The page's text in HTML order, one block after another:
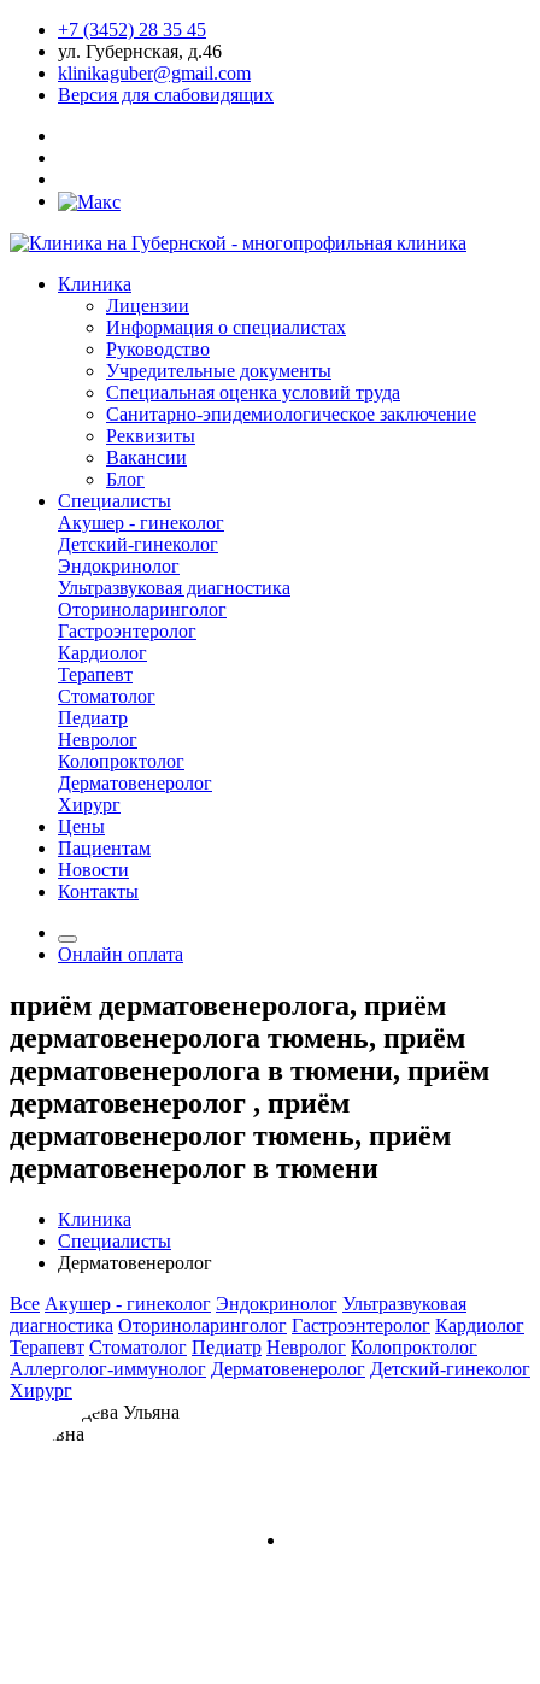
+7 (3452) 28 35 45
ул. Губернская, д.46
klinikaguber@gmail.com
Версия для слабовидящих
Клиника
Лицензии
Информация о специалистах
Руководство
Учредительные документы
Специальная оценка условий труда
Санитарно-эпидемиологическое заключение
Реквизиты
Вакансии
Блог
Специалисты
Акушер - гинеколог
Детский-гинеколог
Эндокринолог
Ультразвуковая диагностика
Оториноларинголог
Гастроэнтеролог
Кардиолог
Терапевт
Стоматолог
Педиатр
Невролог
Колопроктолог
Дерматовенеролог
Хирург
Цены
Пациентам
Новости
Контакты
Онлайн оплата
приём дерматовенеролога, приём
дерматовенеролога тюмень, приём
дерматовенеролога в тюмени, приём
дерматовенеролог , приём
дерматовенеролог тюмень, приём
дерматовенеролог в тюмени
Клиника
Специалисты
Дерматовенеролог
Все Акушер - гинеколог Эндокринолог Ультразвуковая
диагностика Оториноларинголог Гастроэнтеролог Кардиолог
Терапевт Стоматолог Педиатр Невролог Колопроктолог
Аллерголог-иммунолог Дерматовенеролог Детский-гинеколог
Хирург